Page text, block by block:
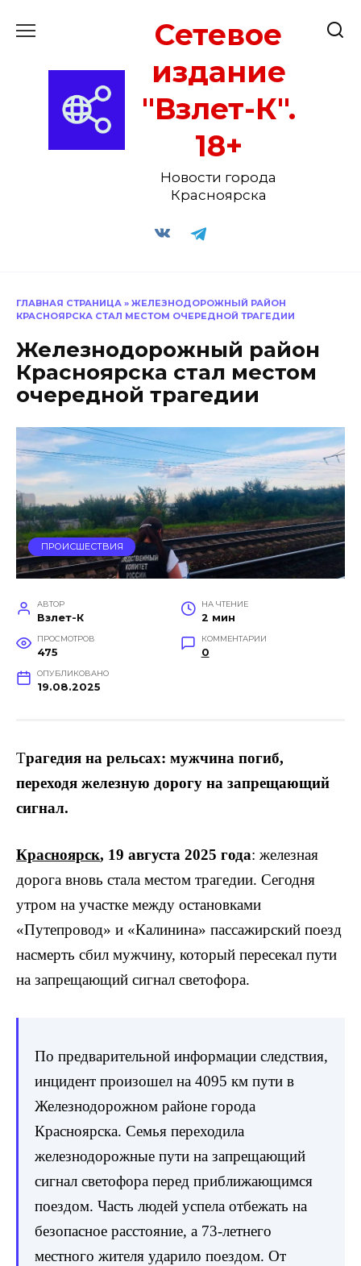
Сетевое
издание
"Взлет-К".
18+
Новости города
Красноярска
ГЛАВНАЯ СТРАНИЦА » ЖЕЛЕЗНОДОРОЖНЫЙ РАЙОН
КРАСНОЯРСКА СТАЛ МЕСТОМ ОЧЕРЕДНОЙ ТРАГЕДИИ
Железнодорожный район
Красноярска стал местом
очередной трагедии
ПРОИСШЕСТВИЯ
АВТОР
Взлет-К
НА ЧТЕНИЕ
2 мин
ПРОСМОТРОВ
475
КОММЕНТАРИИ
0
ОПУБЛИКОВАНО
19.08.2025
Трагедия на рельсах: мужчина погиб,
переходя железную дорогу на запрещающий
сигнал.
Красноярск, 19 августа 2025 года: железная
дорога вновь стала местом трагедии. Сегодня
утром на участке между остановками
«Путепровод» и «Калинина» пассажирский поезд
насмерть сбил мужчину, который пересекал пути
на запрещающий сигнал светофора.
По предварительной информации следствия,
инцидент произошел на 4095 км пути в
Железнодорожном районе города
Красноярска. Семья переходила
железнодорожные пути на запрещающий
сигнал светофора перед приближающимся
поездом. Часть людей успела отбежать на
безопасное расстояние, а 73-летнего
местного жителя ударило поездом. От